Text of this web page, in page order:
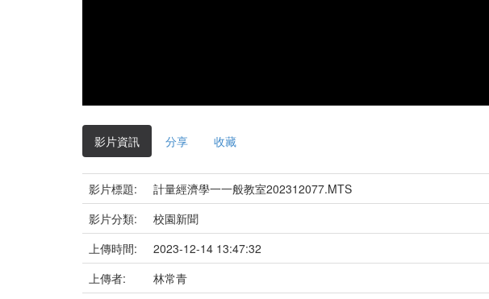
影片資訊 分享 收藏
影片標題:
計量經濟學一一般教室202312077.MTS
影片分類:
校園新聞
上傳時間:
2023-12-14 13:47:32
上傳者:
林常青